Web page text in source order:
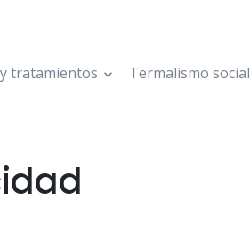
tratamientos Termalismo social